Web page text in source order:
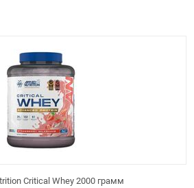
Critical Whey 2000 грамм